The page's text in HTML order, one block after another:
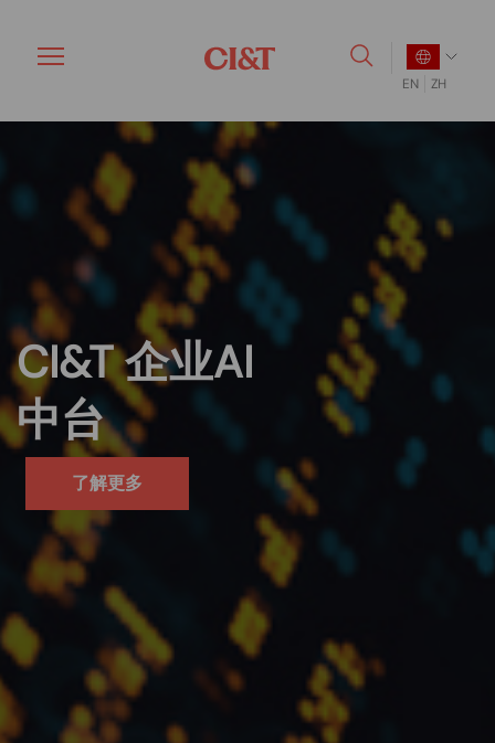
to
main
EN ZH
CI&T 企业AI
中台
了解更多